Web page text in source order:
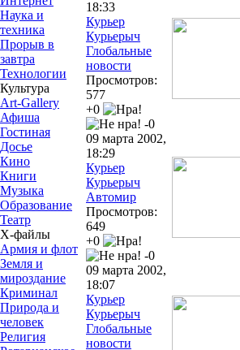
Наука и
техника
Прорыв в
завтра
Технологии
Культура
Art-Gallery
Афиша
Гостиная
Досье
Кино
Книги
Музыка
Образование
Театр
Х-файлы
Армия и флот
Земля и
мироздание
Криминал
Природа и
человек
Религия
18:33
Курьер
Курьерыч
Глобальные
новости
Просмотров:
577
+0
-0
09 марта 2002,
18:29
Курьер
Курьерыч
Автомир
Просмотров:
649
+0
-0
09 марта 2002,
18:07
Курьер
Курьерыч
Глобальные
новости